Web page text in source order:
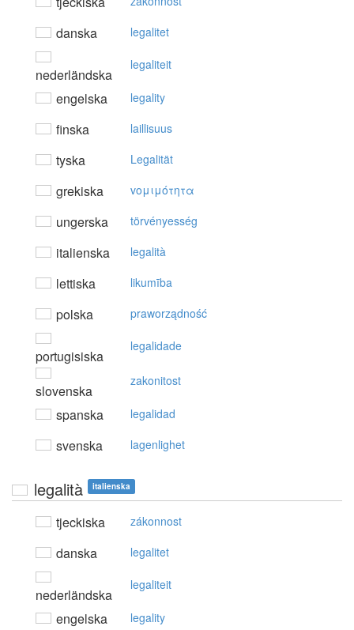
danska legalitet
nederländska
legaliteit
engelska legality
finska laillisuus
tyska Legalität
grekiska voμιμότητα
ungerska törvényesség
italienska legalità
lettiska likumība
polska praworządność
portugisiska
legalidade
slovenska
zakonitost
spanska legalidad
svenska lagenlighet
legalità italienska
tjeckiska zákonnost
danska legalitet
nederländska
legaliteit
engelska legality